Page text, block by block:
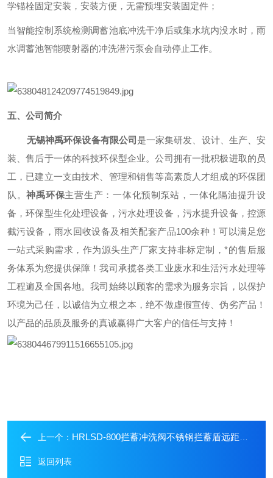
学锚栓固定安装，安装方便，无需预埋安装固定件；
当智能控制系统检测调蓄池底冲洗干净后或集水坑内没水时，雨
水调蓄池智能喷射器的冲洗潜污泵会自动停止工作。
五、 公司简介
无锡神禹环保设备有限公司 是一家集研发、设计、生产、安
装、售后于一体的科技环保型企业。公司拥有一批积极进取的员
工，已建立一支由技术、管理和销售等高素质人才组成的环保团
队。神禹环保主营生产：一体化预制泵站，一体化隔油提升设
备，环保型生化处理设备，污水处理设备，污水提升设备，控源
截污设备，雨水回收设备及相关配套产品100余种！可以满足您
一站式采购需求，作为源头生产厂家支持非标定制，*的售后服
务体系为您提供保障！我司承揽各类工业废水和生活污水处理等
工程遍及全国各地。我司始终以顾客的需求为服务宗旨，以保护
环境为己任，以诚信为立根之本，绝不做虚假宣传、伪劣产品！
以产品的品质及服务的真诚赢得广大客户的信任与支持！
上一个： HRLSD-800拦蓄冲洗阀不锈钢拦蓄盾远距离冲洗
返回列表